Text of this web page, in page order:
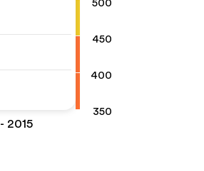
500
450
400
350
2015 - 2025